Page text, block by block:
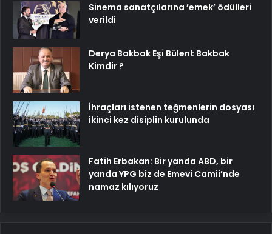
Sinema sanatçılarına ’emek’ ödülleri
verildi
Derya Bakbak Eşi Bülent Bakbak
Kimdir ?
İhraçları istenen teğmenlerin dosyası
ikinci kez disiplin kurulunda
Fatih Erbakan: Bir yanda ABD, bir
yanda YPG biz de Emevi Camii’nde
namaz kılıyoruz